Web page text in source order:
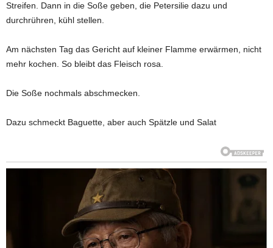
Streifen. Dann in die Soße geben, die Petersilie dazu und
durchrühren, kühl stellen.
Am nächsten Tag das Gericht auf kleiner Flamme erwärmen, nicht
mehr kochen. So bleibt das Fleisch rosa.
Die Soße nochmals abschmecken.
Dazu schmeckt Baguette, aber auch Spätzle und Salat